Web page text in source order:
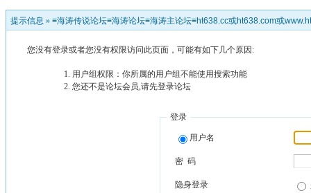
提示信息 » ≡海涛传说论坛≡海涛论坛≡海涛主论坛≡ht638.cc或ht638.com或
您没有登录或者您没有权限访问此页面，可能有如下几个原因:
用户组权限：你所属的用户组不能使用搜索功能
您还不是论坛会员,请先登录论坛
登录
用户名
密 码
隐身登录